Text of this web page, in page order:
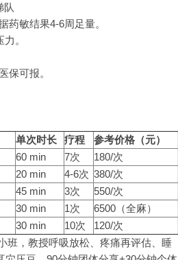
队
药敏结果4-6周足量。
。
保可报。
单次时长 疗程
参考价格（元）
60 min 7次
180/次
20 min 4-6次 380/次
45 min 3次
550/次
30 min 1次
6500（全麻）
30 min 10次
120/次
班，教授呼吸放松、疼痛再评估、睡